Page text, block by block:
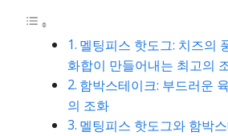
멜팅피스 핫도그: 치즈의
화합이 만들어내는 최고의
함박스테이크: 부드러운
의 조화
멜팅피스 핫도그와 함박